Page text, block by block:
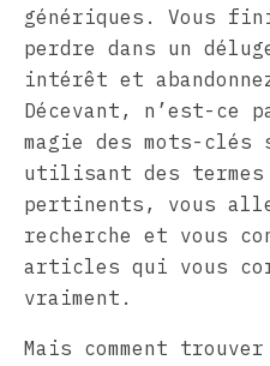
génériques. Vous
perdre dans un
intérêt et
Décevant, n’est-ce
magie des mots-clés
utilisant des
pertinents, vous
recherche et vous
articles qui vous
vraiment.
Mais comment